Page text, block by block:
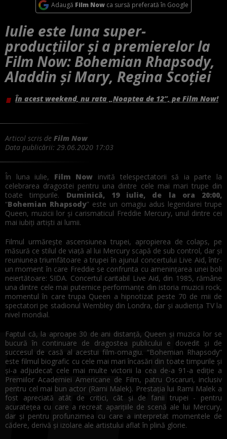
Adaugă Film Now ca sursă preferată în Google
Iulie este luna super-
producțiilor și a premierelor la
Film Now: Bohemian Rhapsody,
Aladdin și Mary, Regina Scoției
În acest weekend, nu rata „Noaptea de 12”, pe Film Now!
Articol scris de Film Now
Data publicării: 29.06.2020 17:03
În luna iulie, Film Now invită telespectatorii să ia parte la
celebrarea dragostei pentru una dintre cele mai mari trupe din
toate timpurile. Duminică, 19 iulie, de la ora 20:00,
“Bohemian Rhapsody” este un omagiu adus legendarei trupe
Queen, muzicii lor și carismaticul Freddie Mercury, unul dintre cei
mai iubiți artiști ai lumii.
Filmul urmărește ascensiunea trupei, apropierea de colaps, pe
măsură ce stilul de viață al lui Mercury scapă de sub control, dar și
reuniunea triumfătoare a trupei în ajunul concertului Live Aid, într-
un moment în care Freddie se confrunta cu amenințarea unei boli
neiertătoare: SIDA. Concertul caritabil Live Aid, din 1985, rămâne
una dintre cele mai puternice performanțe din istoria muzicii rock,
momentul în care trupa Queen a hipnotizat peste 70 de mii de
spectatori pe stadionul Wembley din Londra, dar și audiența TV la
nivel mondial.
Faptul că, la aproape 30 de ani distanță, Queen și muzica lor se
bucură în continuare de dragostea publicului e dovedit și de
succesul de casă al acestui film-omagiu. “Bohemian Rhapsody”
este filmul biografic cu cele mai mari încasări din toate timpurile și
și-a adjudecat cele mai multe victorii la cea de-a 91-a ediție a
Premiilor Academiei Americane de Film, patru Oscaruri, inclusiv
pentru cel mai bun actor (Rami Malek). Prestația lui Rami Malek a
fost apreciată atât de critici, cât și de fanii trupei - pentru
acuratețea cu care a recreat aparițiile de scenă ale lui Mercury,
dar și pentru profunzimea cu care a interpretat momentele de
cădere, derivă și izolare ale artistului aflat în plină glorie.